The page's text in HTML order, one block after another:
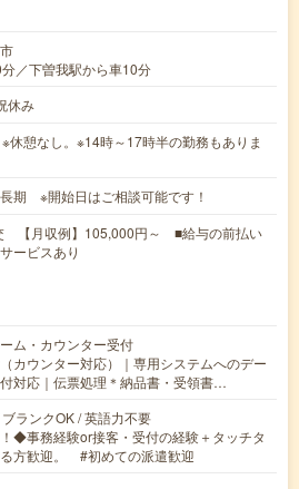
／下曽我駅から車10分
休み
憩なし。※14時～17時半の勤務もありま
長期 ※開始日はご相談可能です！
【月収例】105,000円～ ■給与の前払い
ービスあり
ム・カウンター受付
カウンター対応）｜専用システムへのデー
対応｜伝票処理＊納品書・受領書…
ランクOK / 英語力不要
◆事務経験or接客・受付の経験＋タッチタ
方歓迎。 #初めての派遣歓迎